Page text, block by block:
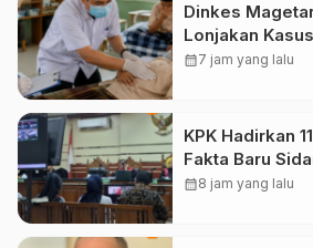
Dinkes
Lonjakan
Lembeyan,
calendar_month7 jam yang lalu
KPK Hadirkan
Fakta Baru
Kota Madiun
calendar_month8 jam yang lalu